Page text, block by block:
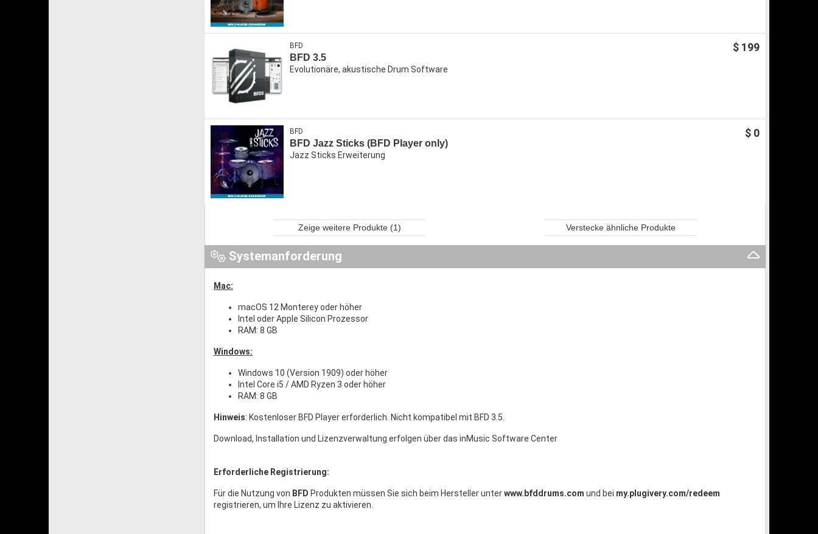
$ 199
BFD
BFD 3.5
Evolutionäre, akustische Drum Software
$ 0
BFD
BFD Jazz Sticks (BFD Player only)
Jazz Sticks Erweiterung
Zeige weitere Produkte (1) Verstecke ähnliche Produkte
Systemanforderung
Mac:
macOS 12 Monterey oder höher
Intel oder Apple Silicon Prozessor
RAM: 8 GB
Windows:
Windows 10 (Version 1909) oder höher
Intel Core i5 / AMD Ryzen 3 oder höher
RAM: 8 GB
Hinweis: Kostenloser BFD Player erforderlich. Nicht kompatibel mit BFD 3.5.
Download, Installation und Lizenzverwaltung erfolgen über das inMusic Software Center
Erforderliche Registrierung:
Für die Nutzung von BFD Produkten müssen Sie sich beim Hersteller unterwww.bfddrums.com und bei my.plugivery.com/redeem
registrieren, um Ihre Lizenz zu aktivieren.